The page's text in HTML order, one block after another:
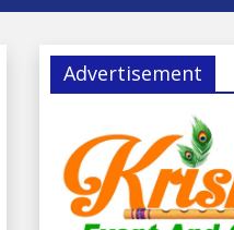
Advertisement